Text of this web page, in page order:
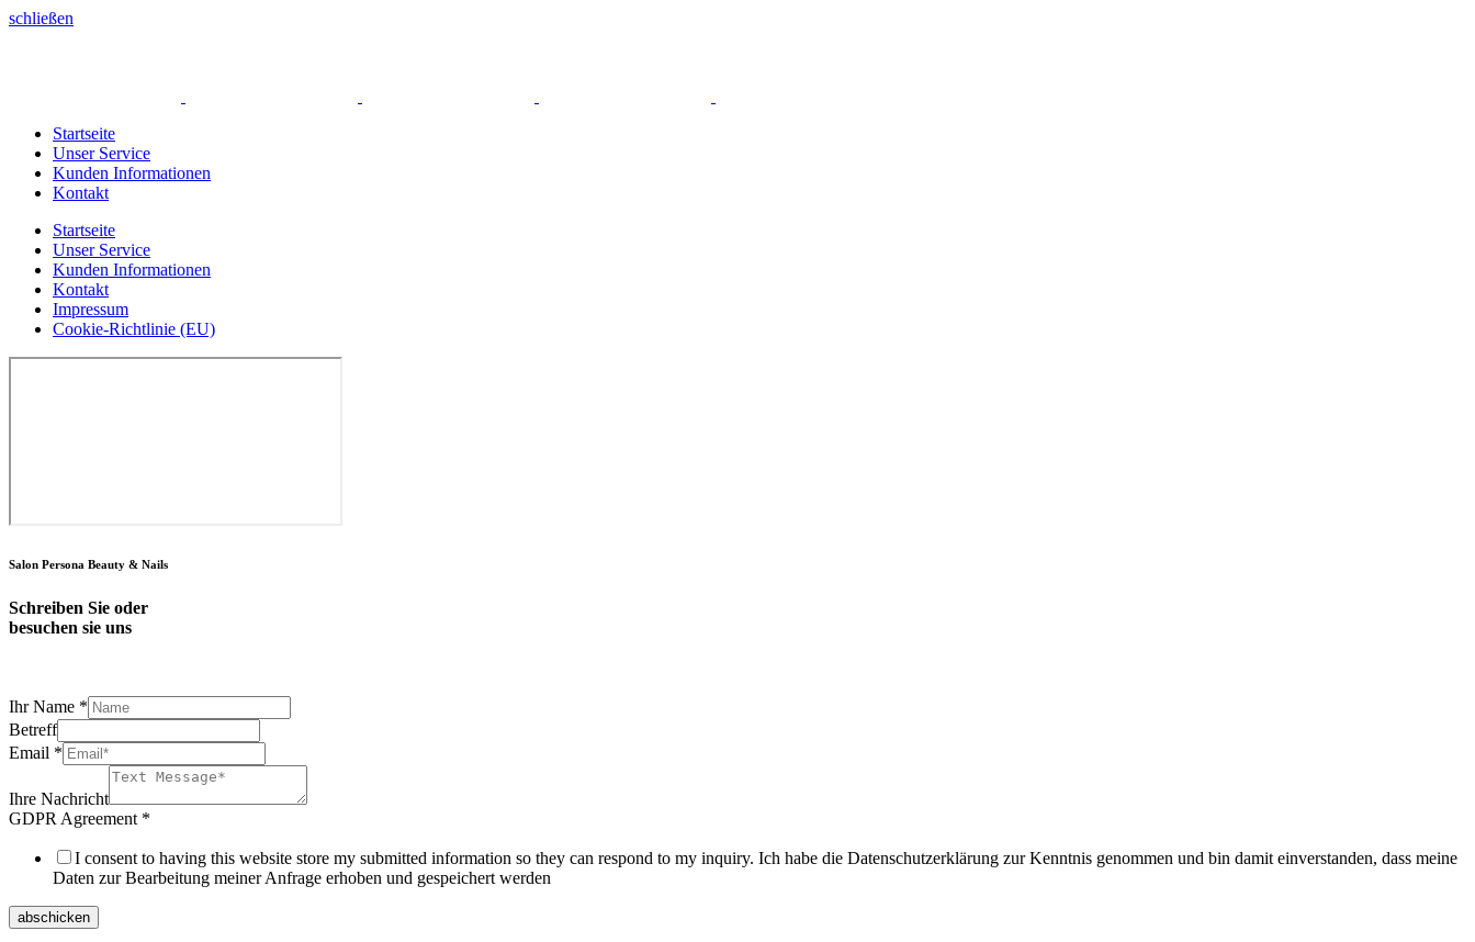
schließen
Startseite
Unser Service
Kunden Informationen
Kontakt
Startseite
Unser Service
Kunden Informationen
Kontakt
Impressum
Cookie-Richtlinie (EU)
Salon Persona Beauty & Nails
Schreiben Sie oder
besuchen sie uns
Ihr Name *
Betreff
Agreement
Ihre
Email *
Ihre Nachricht
GDPR Agreement *
I consent to having this website store my submitted information so they can respond to my inquiry. Ich habe die Datenschutzerklärung zur Kenntnis genommen und bin damit einverstanden, dass meine
Daten zur Bearbeitung meiner Anfrage erhoben und gespeichert werden
abschicken